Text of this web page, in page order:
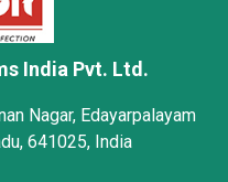
India Pvt. Ltd.
Nagar, Edayarpalayam
641025, India